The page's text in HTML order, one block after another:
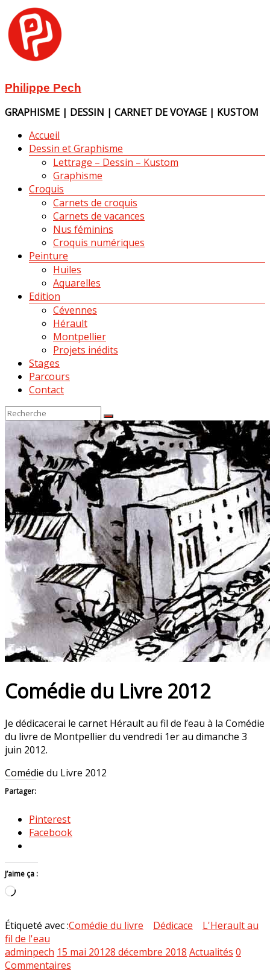
Aller
au
contenu
Philippe Pech
GRAPHISME | DESSIN | CARNET DE VOYAGE | KUSTOM
MenuAccueil
Dessin et Graphisme
Lettrage – Dessin – Kustom
Graphisme
Croquis
Carnets de croquis
Carnets de vacances
Nus féminins
Croquis numériques
Peinture
Huiles
Aquarelles
Edition
Cévennes
Hérault
Montpellier
Projets inédits
Stages
Parcours
Contact
Comédie du Livre 2012
Je dédicacerai le carnet Hérault au fil de l’eau à la Comédie
du livre de Montpellier du vendredi 1er au dimanche 3
juin 2012.
Comédie du Livre 2012
Partager:
Pinterest
Facebook
J’aime ça :
Chargement…
Étiqueté avec :Comédie du livre Dédicace
L'Herault au
fil de l'eau
adminpech 15 mai 20128 décembre 2018 Actualités 0
Commentaires